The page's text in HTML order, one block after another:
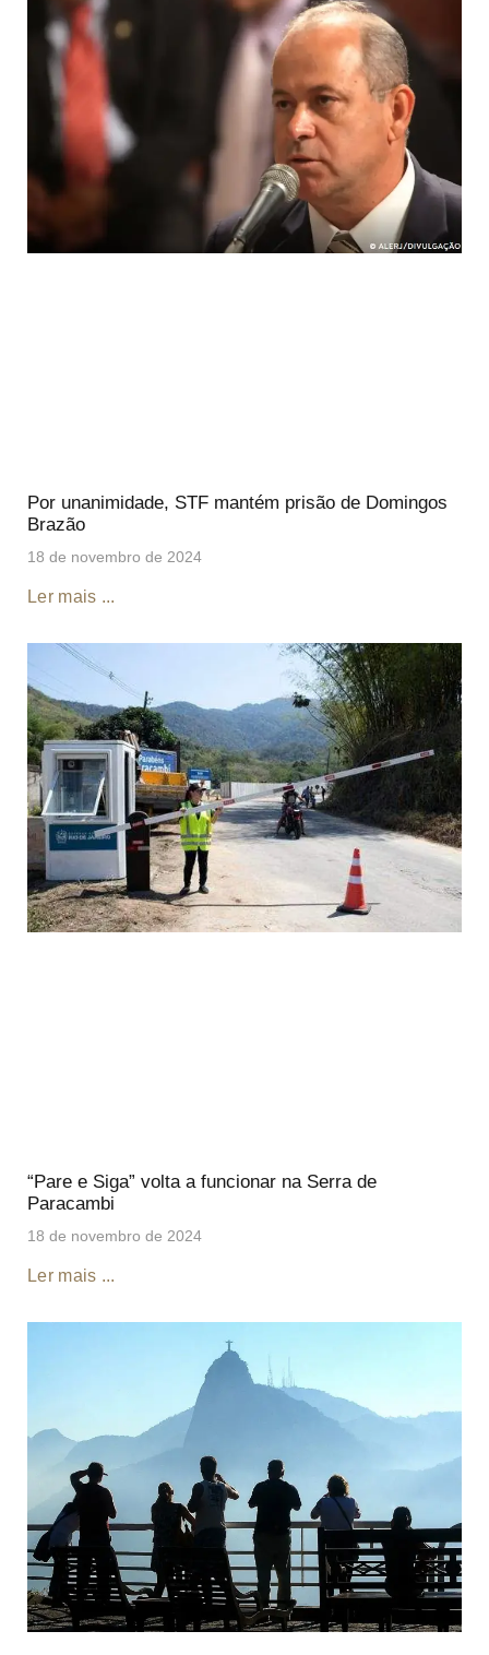
Por unanimidade, STF mantém prisão de Domingos
Brazão
18 de novembro de 2024
Ler mais ...
“Pare e Siga” volta a funcionar na Serra de
Paracambi
18 de novembro de 2024
Ler mais ...